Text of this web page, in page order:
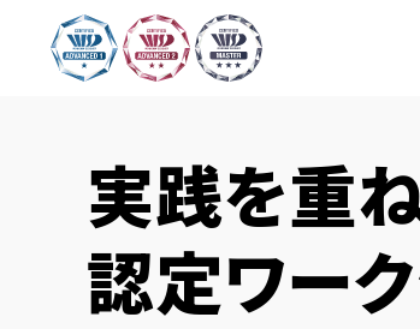
実践を重
認定ワー